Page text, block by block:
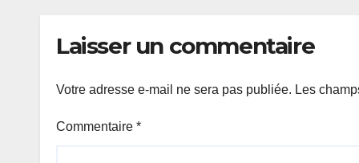
Laisser un commentaire
Votre adresse e-mail ne sera pas publiée. Les
Commentaire *